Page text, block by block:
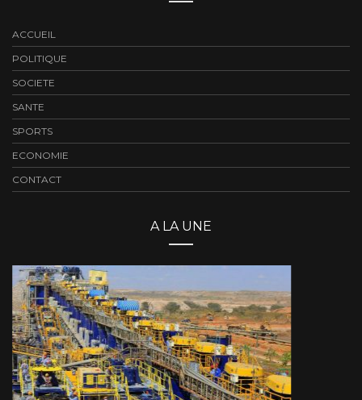
ACCUEIL
POLITIQUE
SOCIETE
SANTE
SPORTS
ECONOMIE
CONTACT
A LA UNE